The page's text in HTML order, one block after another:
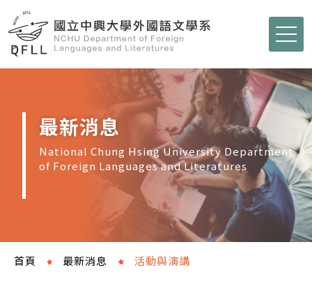
最新消息
National Chung Hsing University Department
of Foreign Languages and Literatures
首頁 最新消息 活動與演講